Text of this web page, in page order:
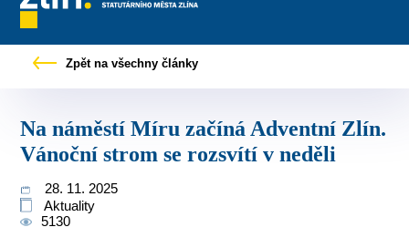
vyřídit Potřebuji zaplatit
Zpět na všechny články
Na náměstí Míru začíná Adventní Zlín.
Vánoční strom se rozsvítí v neděli
28. 11. 2025
Aktuality
5130